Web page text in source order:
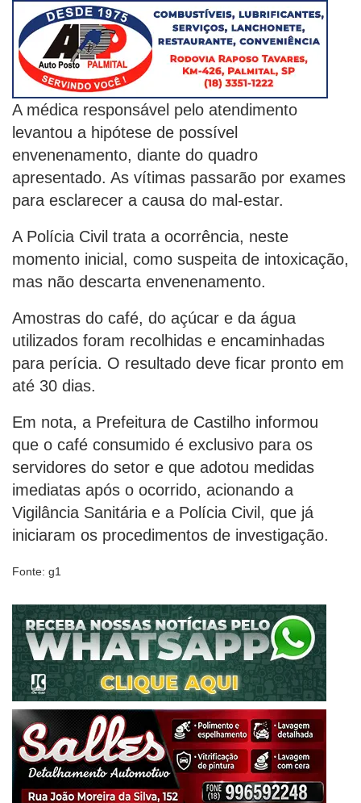
A médica responsável pelo atendimento
levantou a hipótese de possível
envenenamento, diante do quadro
apresentado. As vítimas passarão por exames
para esclarecer a causa do mal-estar.
A Polícia Civil trata a ocorrência, neste
momento inicial, como suspeita de intoxicação,
mas não descarta envenenamento.
Amostras do café, do açúcar e da água
utilizados foram recolhidas e encaminhadas
para perícia. O resultado deve ficar pronto em
até 30 dias.
Em nota, a Prefeitura de Castilho informou
que o café consumido é exclusivo para os
servidores do setor e que adotou medidas
imediatas após o ocorrido, acionando a
Vigilância Sanitária e a Polícia Civil, que já
iniciaram os procedimentos de investigação.
Fonte: g1